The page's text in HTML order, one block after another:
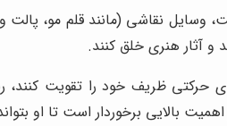
وسایل نقاشی (مانند قلم مو، پالت
آثار هنری خلق کنند.
حرکتی ظریف خود را تقویت کنند،
بالایی برخوردار است تا او